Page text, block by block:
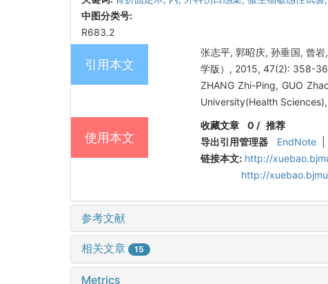
中图分类号:
R683.2
引用本文
张志平, 郭昭庆, 孙垂国, 曾
学版）, 2015, 47(2): 358-
ZHANG Zhi-Ping, GUO
University(Health
使用本文
收藏文章 0 / 推荐
导出引用管理器
EndNote
链接本文: http://
http://
参考文献
相关文章 15
Metrics